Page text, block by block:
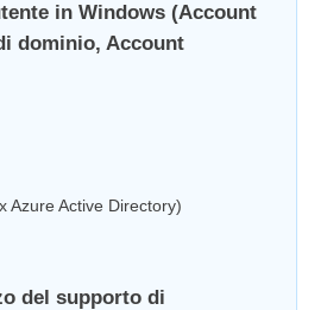
in Windows (Account
dominio, Account
Azure Active Directory)
del supporto di